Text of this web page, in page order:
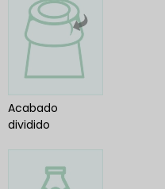
Acabado
dividido